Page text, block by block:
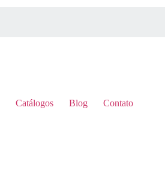
Catálogos Blog Contato